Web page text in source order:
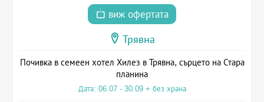
виж офертата
Трявна
Почивка в семеен хотел Хилез в Трявна, сърцето на Стара
планина
Дата: 06.07 - 30.09 + без храна